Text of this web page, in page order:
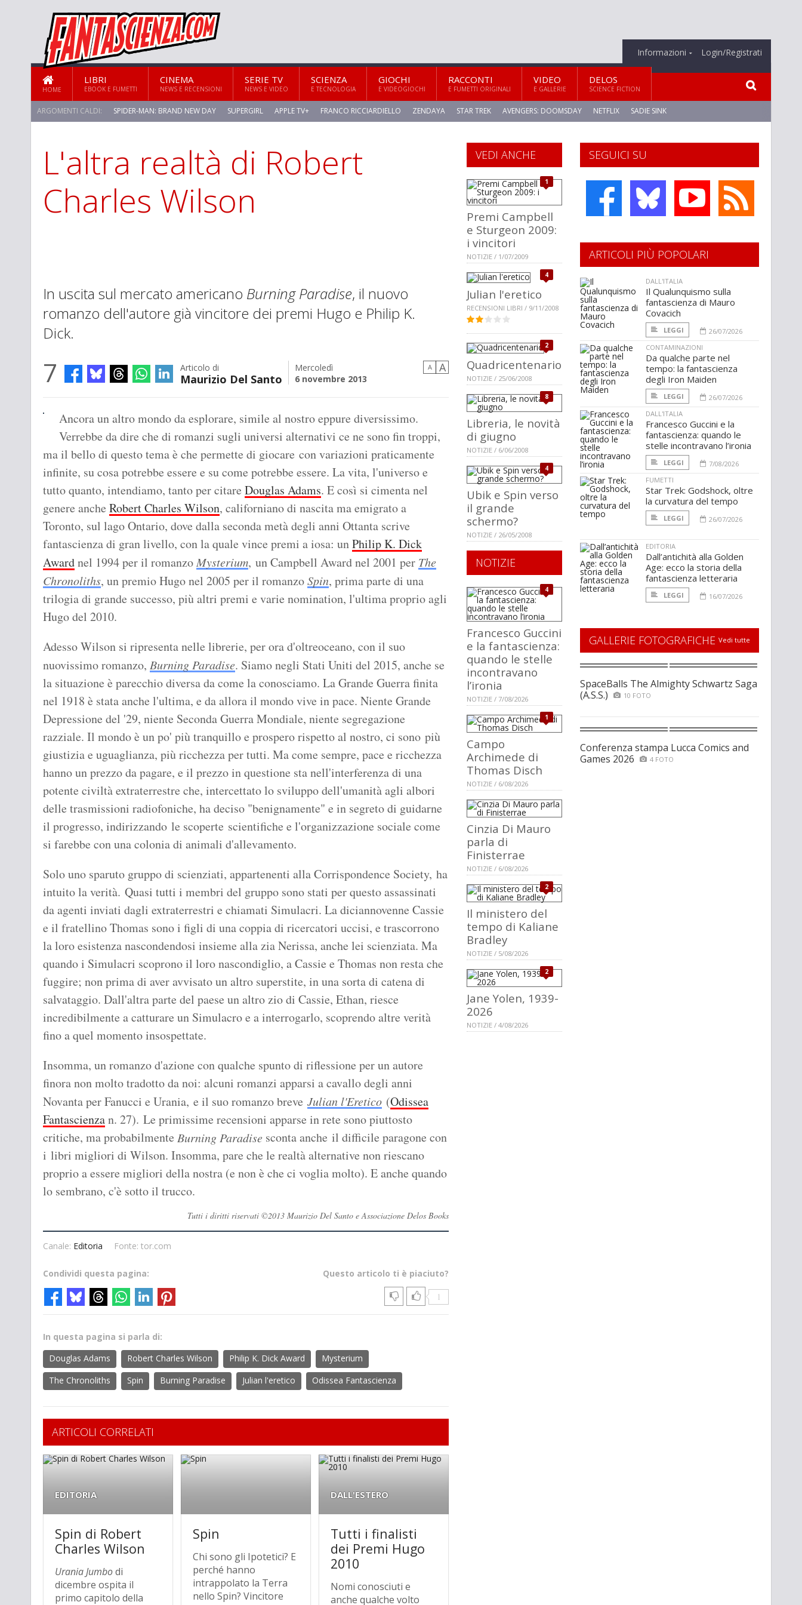
Informazioni Login/Registrati
HOME
LIBRI
EBOOK E FUMETTI
CINEMA
NEWS E RECENSIONI
SERIE TV
NEWS E VIDEO
SCIENZA
E TECNOLOGIA
GIOCHI
E VIDEOGIOCHI
RACCONTI
E FUMETTI ORIGINALI
VIDEO
E GALLERIE
DELOS
SCIENCE FICTION
ARGOMENTI CALDI: SPIDER-MAN: BRAND NEW DAY SUPERGIRL APPLE TV+ FRANCO RICCIARDIELLO ZENDAYA STAR TREK AVENGERS: DOOMSDAY NETFLIX SADIE SINK
STAR TREK: STRANGE NEW WORLDS
L'altra realtà di Robert
Charles Wilson
In uscita sul mercato americano Burning Paradise, il nuovo
romanzo dell'autore già vincitore dei premi Hugo e Philip K.
Dick.
7 Articolo di
Maurizio Del Santo
Mercoledì
6 novembre 2013
A A
Ancora un altro mondo da esplorare, simile al nostro eppure diversissimo.
Verrebbe da dire che di romanzi sugli universi alternativi ce ne sono fin troppi,
ma il bello di questo tema è che permette di giocare con variazioni praticamente
infinite, su cosa potrebbe essere e su come potrebbe essere. La vita, l'universo e
tutto quanto, intendiamo, tanto per citare Douglas Adams. E così si cimenta nel
genere anche Robert Charles Wilson, californiano di nascita ma emigrato a
Toronto, sul lago Ontario, dove dalla seconda metà degli anni Ottanta scrive
fantascienza di gran livello, con la quale vince premi a iosa: unPhilip K. Dick
Awardnel 1994 per il romanzoMysterium, un Campbell Award nel 2001 per The
Chronoliths, un premio Hugo nel 2005 per il romanzoSpin, prima parte di una
trilogia di grande successo, più altri premi e varie nomination, l'ultima proprio agli
Hugo del 2010.
Adesso Wilson si ripresenta nelle librerie, per ora d'oltreoceano, con il suo
nuovissimo romanzo, Burning Paradise. Siamo negli Stati Uniti del 2015, anche se
la situazione è parecchio diversa da come la conosciamo. La Grande Guerra finita
nel 1918 è stata anche l'ultima, e da allora il mondo vive in pace. Niente Grande
Depressione del '29, niente Seconda Guerra Mondiale, niente segregazione
razziale. Il mondo è un po' più tranquillo e prospero rispetto al nostro, ci sono più
giustizia e uguaglianza, più ricchezza per tutti. Ma come sempre, pace e ricchezza
hanno un prezzo da pagare, e il prezzo in questione sta nell'interferenza di una
potente civiltà extraterrestre che, intercettato lo sviluppo dell'umanità agli albori
delle trasmissioni radiofoniche, ha deciso "benignamente" e in segreto di guidarne
il progresso, indirizzando le scoperte scientifiche e l'organizzazione sociale come
si farebbe con una colonia di animali d'allevamento.
Solo uno sparuto gruppo di scienziati, appartenenti alla Corrispondence Society, ha
intuito la verità. Quasi tutti i membri del gruppo sono stati per questo assassinati
da agenti inviati dagli extraterrestri e chiamati Simulacri. La diciannovenne Cassie
e il fratellino Thomas sono i figli di una coppia di ricercatori uccisi, e trascorrono
la loro esistenza nascondendosi insieme alla zia Nerissa, anche lei scienziata. Ma
quando i Simulacri scoprono il loro nascondiglio, a Cassie e Thomas non resta che
fuggire; non prima di aver avvisato un altro superstite, in una sorta di catena di
salvataggio. Dall'altra parte del paese un altro zio di Cassie, Ethan, riesce
incredibilmente a catturare un Simulacro e a interrogarlo, scoprendo altre verità
fino a quel momento insospettate.
Insomma, un romanzo d'azione con qualche spunto di riflessione per un autore
finora non molto tradotto da noi: alcuni romanzi apparsi a cavallo degli anni
Novanta per Fanucci e Urania, e il suo romanzo breve Julian l'Eretico (Odissea
Fantascienzan. 27). Le primissime recensioni apparse in rete sono piuttosto
critiche, ma probabilmente Burning Paradise sconta anche il difficile paragone con
i libri migliori di Wilson. Insomma, pare che le realtà alternative non riescano
proprio a essere migliori della nostra (e non è che ci voglia molto). E anche quando
lo sembrano, c'è sotto il trucco.
Tutti i diritti riservati ©2013 Maurizio Del Santo e Associazione Delos Books
Canale: Editoria Fonte: tor.com
Questo articolo ti è piaciuto?
1
Condividi questa pagina:
In questa pagina si parla di:
Douglas Adams
Robert Charles Wilson Philip K. Dick Award
Mysterium
The Chronoliths
Spin Burning Paradise Julian l'eretico Odissea Fantascienza
ARTICOLI CORRELATI
EDITORIA
Spin di Robert
Charles Wilson
Urania Jumbodi
dicembre ospita il
primo capitolo della
Spin
Chi sono gli Ipotetici? E
perché hanno
intrappolato la Terra
nello Spin? Vincitore
DALL'ESTERO
Tutti i finalisti
dei Premi Hugo
2010
Nomi conosciuti e
anche qualche volto
SEGUICI SU
VEDI ANCHE
1
Premi Campbell
e Sturgeon 2009:
i vincitori
NOTIZIE / 1/07/2009
4
Julian l'eretico
RECENSIONI LIBRI / 9/11/2008
2
Quadricentenario
NOTIZIE / 25/06/2008
8
Libreria, le novità
di giugno
NOTIZIE / 6/06/2008
4
Ubik e Spin verso
il grande
schermo?
NOTIZIE / 26/05/2008
NOTIZIE
4
Francesco Guccini
e la fantascienza:
quando le stelle
incontravano
l’ironia
NOTIZIE / 7/08/2026
1
Campo
Archimede di
Thomas Disch
NOTIZIE / 6/08/2026
Cinzia Di Mauro
parla di
Finisterrae
NOTIZIE / 6/08/2026
2
Il ministero del
tempo di Kaliane
Bradley
NOTIZIE / 5/08/2026
2
Jane Yolen, 1939-
2026
NOTIZIE / 4/08/2026
ARTICOLI PIÙ POPOLARI
DALL'ITALIA
Il Qualunquismo sulla
fantascienza di Mauro
Covacich
LEGGI
26/07/2026
CONTAMINAZIONI
Da qualche parte nel
tempo: la fantascienza
degli Iron Maiden
LEGGI
26/07/2026
DALL'ITALIA
Francesco Guccini e la
fantascienza: quando le
stelle incontravano l’ironia
LEGGI
7/08/2026
FUMETTI
Star Trek: Godshock, oltre
la curvatura del tempo
LEGGI 26/07/2026
EDITORIA
Dall’antichità alla Golden
Age: ecco la storia della
fantascienza letteraria
LEGGI 16/07/2026
GALLERIE FOTOGRAFICHE Vedi tutte
SpaceBalls The Almighty Schwartz Saga
(A.S.S.)
10 FOTO
Conferenza stampa Lucca Comics and
Games 2026
4 FOTO